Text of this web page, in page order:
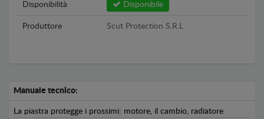
Disponibilità Disponibile
Produttore Scut Protection S.R.L
Manuale tecnico:
La piastra protegge i prossimi: motore, il cambio, radiatore